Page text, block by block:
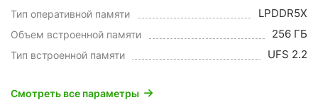
Тип оперативной памяти LPDDR5X
Объем встроенной памяти 256 ГБ
Тип встроенной памяти UFS 2.2
Смотреть все параметры